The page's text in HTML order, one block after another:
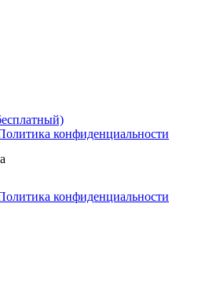
конфиденциальности
конфиденциальности